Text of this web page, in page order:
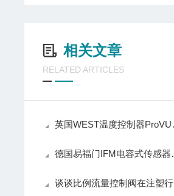
相关文章
RELATED ARTICLES
英国WEST温度控制器ProVU的作用
德国易福门IFM电容式传感器分类
谈谈比例流量控制阀在注塑行业中的应用